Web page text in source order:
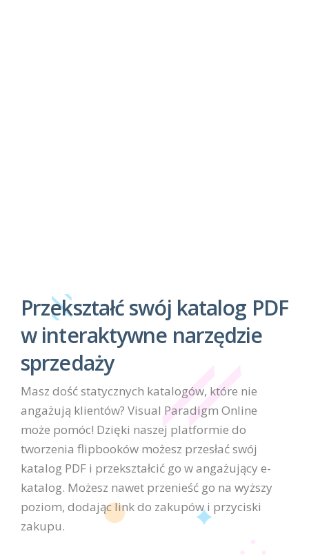
Przekształć swój katalog PDF
w interaktywne narzędzie
sprzedaży
Masz dość statycznych katalogów, które nie
angażują klientów? Visual Paradigm Online
może pomóc! Dzięki naszej platformie do
tworzenia flipbooków możesz przesłać swój
katalog PDF i przekształcić go w angażujący e-
katalog. Możesz nawet przenieść go na wyższy
poziom, dodając link do zakupów i przyciski
zakupu.